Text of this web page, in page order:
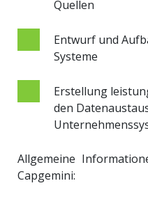
Quellen
Entwurf und
Systeme
Erstellung
den
Allgemeine
Capgemini: